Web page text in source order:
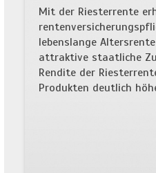
Mit der Riesterrente
lebenslange
attraktive staatliche
Rendite der
Produkten deutlich